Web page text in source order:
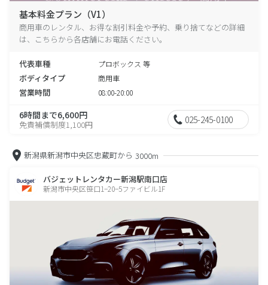
基本料金プラン（V1）
商用車のレンタル、お得な割引料金や予約、乗り捨てなどの詳細
は、こちらから各店舗にお電話ください。
代表車種 プロボックス 等
ボディタイプ 商用車
営業時間 08:00-20:00
6時間まで6,600円
免責補償制度1,100円 025-245-0100
新潟県新潟市中央区忠蔵町から 3000m
バジェットレンタカー新潟駅南口店
新潟市中央区笹口1−20−5ファイビル1F